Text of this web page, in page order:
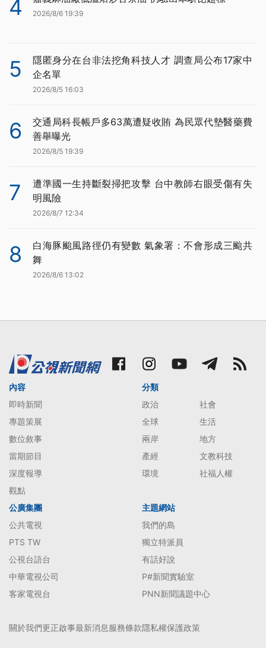
4 2026/8/6 19:39
5
隱匿身分在台非法挖角科技人才 調查局公布17家中
企名單
2026/8/5 16:03
6
交通局科長帳戶多63萬遭疑收賄 為民眾代墊醫藥費
善舉曝光
2026/8/5 19:39
7
遭準國一生持斷裂掃把攻擊 台中教師右眼受傷有失
明風險
2026/8/7 12:34
8
白海豚颱風路徑仍有變數 氣象署：不會形成三颱共
舞
2026/8/6 13:02
內容
即時新聞
專題策展
數位敘事
當期節目
深度報導
觀點
分類
政治
社會
全球
生活
兩岸
地方
產經
文教科技
環境
社福人權
公廣集團
公共電視
PTS TW
公視台語台
中華電視公司
客家電視台
主題網站
我們的島
獨立特派員
有話好說
P#新聞實驗室
PNN新聞議題中心
關於我們更正啟事最新消息服務條款隱私權保護政策